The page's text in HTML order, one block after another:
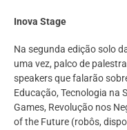
Inova Stage
Na segunda edição solo
uma vez, palco de
speakers que falarão
Educação, Tecnologia na
Games, Revolução nos
of the Future (robôs,